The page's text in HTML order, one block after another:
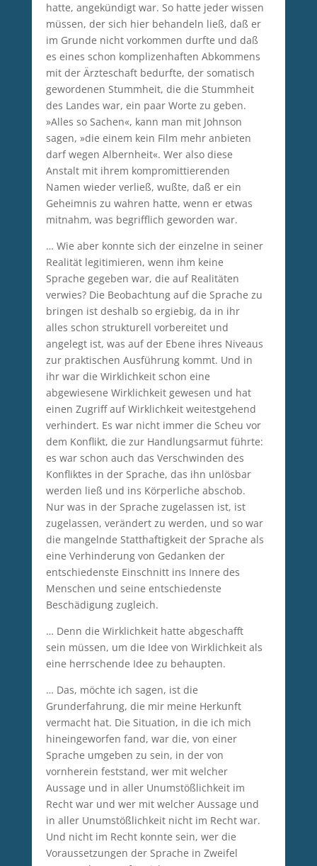
hatte, angekündigt war. So hatte jeder wissen
müssen, der sich hier behandeln ließ, daß er
im Grunde nicht vorkommen durfte und daß
es eines schon komplizenhaften Abkommens
mit der Ärzteschaft bedurfte, der somatisch
gewordenen Stummheit, die die Stummheit
des Landes war, ein paar Worte zu geben.
»Alles so Sachen«, kann man mit Johnson
sagen, »die einem kein Film mehr anbieten
darf wegen Albernheit«. Wer also diese
Anstalt mit ihrem kompromittierenden
Namen wieder verließ, wußte, daß er ein
Geheimnis zu wahren hatte, wenn er etwas
mitnahm, was begrifflich geworden war.
… Wie aber konnte sich der einzelne in seiner
Realität legitimieren, wenn ihm keine
Sprache gegeben war, die auf Realitäten
verwies? Die Beobachtung auf die Sprache zu
bringen ist deshalb so ergiebig, da in ihr
alles schon strukturell vorbereitet und
angelegt ist, was auf der Ebene ihres Niveaus
zur praktischen Ausführung kommt. Und in
ihr war die Wirklichkeit schon eine
abgewiesene Wirklichkeit gewesen und hat
einen Zugriff auf Wirklichkeit weitestgehend
verhindert. Es war nicht immer die Scheu vor
dem Konflikt, die zur Handlungsarmut führte:
es war schon auch das Verschwinden des
Konfliktes in der Sprache, das ihn unlösbar
werden ließ und ins Körperliche abschob.
Nur was in der Sprache zugelassen ist, ist
zugelassen, verändert zu werden, und so war
die mangelnde Statthaftigkeit der Sprache als
eine Verhinderung von Gedanken der
entschiedenste Einschnitt ins Innere des
Menschen und seine entschiedenste
Beschädigung zugleich.
… Denn die Wirklichkeit hatte abgeschafft
sein müssen, um die Idee von Wirklichkeit als
eine herrschende Idee zu behaupten.
… Das, möchte ich sagen, ist die
Grunderfahrung, die mir meine Herkunft
vermacht hat. Die Situation, in die ich mich
hineingeworfen fand, war die, von einer
Sprache umgeben zu sein, in der von
vornherein feststand, wer mit welcher
Aussage und in aller Unumstößlichkeit im
Recht war und wer mit welcher Aussage und
in aller Unumstößlichkeit nicht im Recht war.
Und nicht im Recht konnte sein, wer die
Voraussetzungen der Sprache in Zweifel